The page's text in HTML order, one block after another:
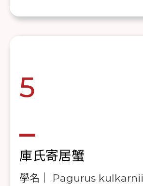
5
庫氏寄居蟹
學名｜ Pagurus kulkarnii